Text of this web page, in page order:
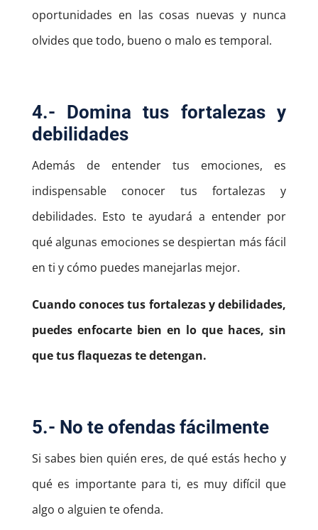
oportunidades en las cosas nuevas y nunca
olvides que todo, bueno o malo es temporal.
4.- Domina tus fortalezas y
debilidades
Además de entender tus emociones, es
indispensable conocer tus fortalezas y
debilidades. Esto te ayudará a entender por
qué algunas emociones se despiertan más fácil
en ti y cómo puedes manejarlas mejor.
Cuando conoces tus fortalezas y debilidades,
puedes enfocarte bien en lo que haces, sin
que tus flaquezas te detengan.
5.- No te ofendas fácilmente
Si sabes bien quién eres, de qué estás hecho y
qué es importante para ti, es muy difícil que
algo o alguien te ofenda.